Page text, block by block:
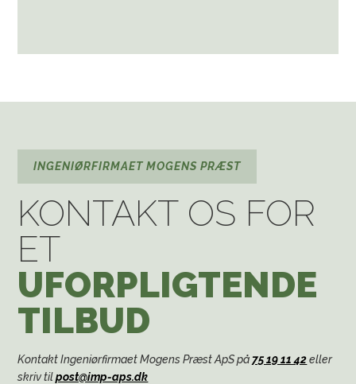
loading. For more related info,
INGENIØRFIRMAET MOGENS PRÆST
KONTAKT OS FOR
ET
UFORPLIGTENDE
TILBUD
Kontakt Ingeniørfirmaet Mogens Præst ApS på 75 19 11 42eller
skriv tilpost@imp-aps.dk